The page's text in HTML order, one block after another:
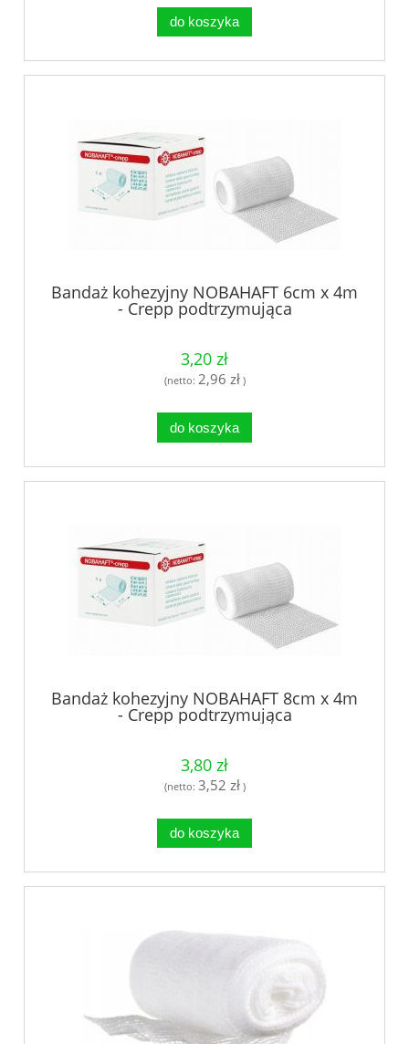
do koszyka
Bandaż kohezyjny NOBAHAFT 6cm x 4m
- Crepp podtrzymująca
3,20 zł
(netto: 2,96 zł)
do koszyka
Bandaż kohezyjny NOBAHAFT 8cm x 4m
- Crepp podtrzymująca
3,80 zł
(netto: 3,52 zł)
do koszyka